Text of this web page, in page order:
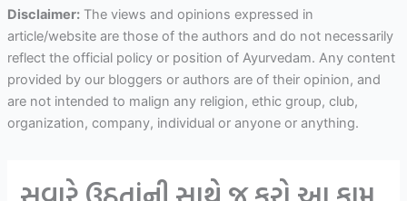
Disclaimer:The views and opinions expressed in
article/website are those of the authors and do not necessarily
reflect the official policy or position of Ayurvedam. Any content
provided by our bloggers or authors are of their opinion, and
are not intended to malign any religion, ethic group, club,
organization, company, individual or anyone or anything.